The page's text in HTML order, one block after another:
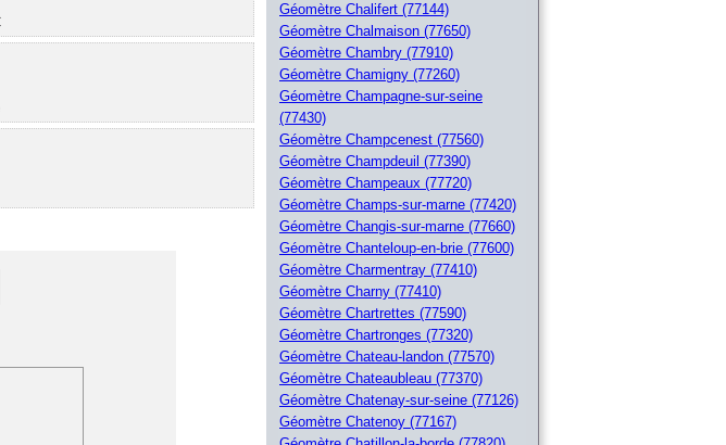
Géomètre Chalifert (77144)
Géomètre Chalmaison (77650)
Géomètre Chambry (77910)
Géomètre Chamigny (77260)
Géomètre Champagne-sur-seine
(77430)
Géomètre Champcenest (77560)
Géomètre Champdeuil (77390)
Géomètre Champeaux (77720)
Géomètre Champs-sur-marne (77420)
Géomètre Changis-sur-marne (77660)
Géomètre Chanteloup-en-brie (77600)
Géomètre Charmentray (77410)
Géomètre Charny (77410)
Géomètre Chartrettes (77590)
Géomètre Chartronges (77320)
Géomètre Chateau-landon (77570)
Géomètre Chateaubleau (77370)
Géomètre Chatenay-sur-seine (77126)
Géomètre Chatenoy (77167)